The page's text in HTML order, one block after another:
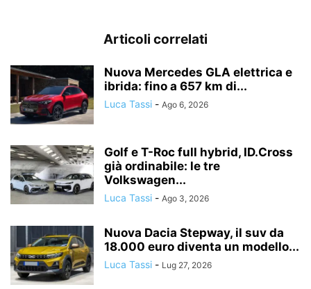
Articoli correlati
Nuova Mercedes GLA elettrica e
ibrida: fino a 657 km di...
Luca Tassi - Ago 6, 2026
Golf e T-Roc full hybrid, ID.Cross
già ordinabile: le tre
Volkswagen...
Luca Tassi - Ago 3, 2026
Nuova Dacia Stepway, il suv da
18.000 euro diventa un modello...
Luca Tassi - Lug 27, 2026